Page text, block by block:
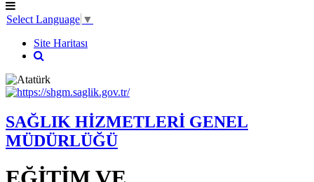
Select Language ▼
Site Haritası
SAĞLIK HİZMETLERİ GENEL
MÜDÜRLÜĞÜ